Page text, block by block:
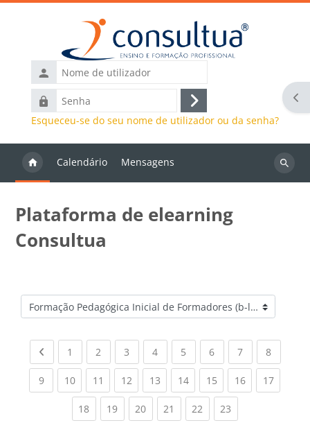
Nome
de
utilizador
Senha
Entrar
Esqueceu-se do seu nome de utilizador ou da senha?
Calendário Mensagens
Plataforma de elearning
Consultua
Categorias de disciplinas
Previous page
1 (current)
2 (current)
3 (current)
4(current)
5 (current)
6(current)
7(current)
8(current)
9(current)
10(current)
11 (current)
12(current)
13(current)
14(current)
15(current)
16(current)
17
18(current)
19(current)
20(current)
21 (current)
22 (current)
23